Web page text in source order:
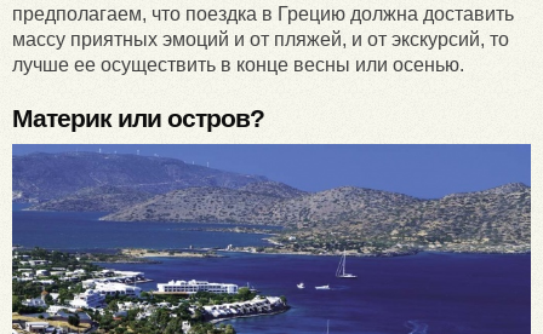
предполагаем, что поездка в Грецию должна доставить
массу приятных эмоций и от пляжей, и от экскурсий, то
лучше ее осуществить в конце весны или осенью.
Материк или остров?